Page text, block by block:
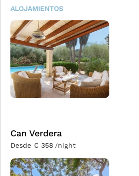
ALOJAMIENTOS
Can Verdera
Desde € 358/night